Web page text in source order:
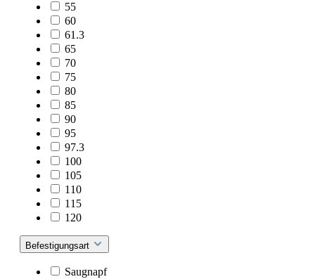
55
60
61.3
65
70
75
80
85
90
95
97.3
100
105
110
115
120
Befestigungsart
Saugnapf